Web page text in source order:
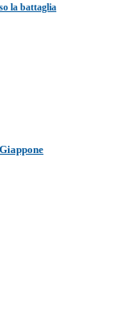
la battaglia